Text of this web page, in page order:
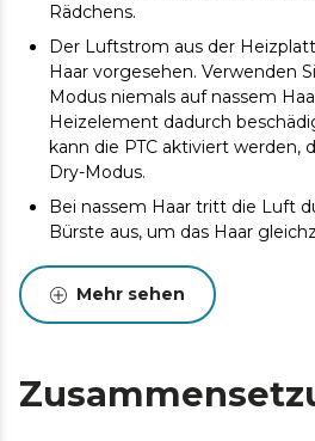
Rädchens.
Der Luftstrom aus der
Haar vorgesehen. Verwenden
Modus niemals auf nassem
Heizelement dadurch
kann die PTC aktiviert werden,
Dry-Modus.
Bei nassem Haar tritt die Luft
Bürste aus, um das Haar
Die Bürste kann wie eine
Warmluftbürste verwendet
optimieren. All-Modus.
Mehr sehen